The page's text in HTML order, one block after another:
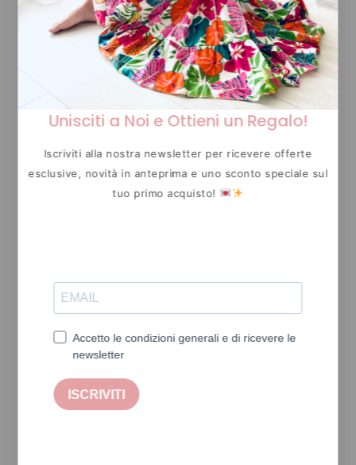
all’ordinario. TUTTO DEVE ESSERE PIÙ CHEPERFETTO
Unisciti a Noi e Ottieni un Regalo!
Iscriviti alla nostra newsletter per ricevere offerte
esclusive, novità in anteprima e uno sconto speciale sul
tuo primo acquisto!